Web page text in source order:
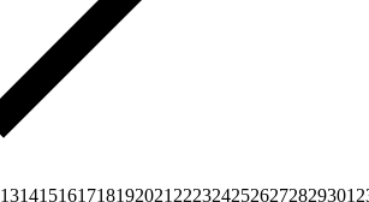
131415161718192021 2223242526272829301 2